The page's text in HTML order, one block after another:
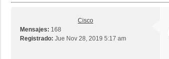
Cisco
Mensajes: 168
Registrado: Jue Nov 28, 2019 5:17 am